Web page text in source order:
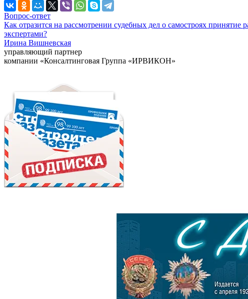
Вопрос-ответ
Как отразится на рассмотрении судебных дел о самостроях принятие
экспертами?
Ирина Вишневская
управляющий партнер
компании «Консалтинговая Группа «ИРВИКОН»